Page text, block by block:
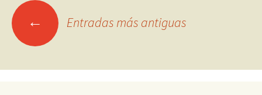
Ir ← Entradas más antiguas